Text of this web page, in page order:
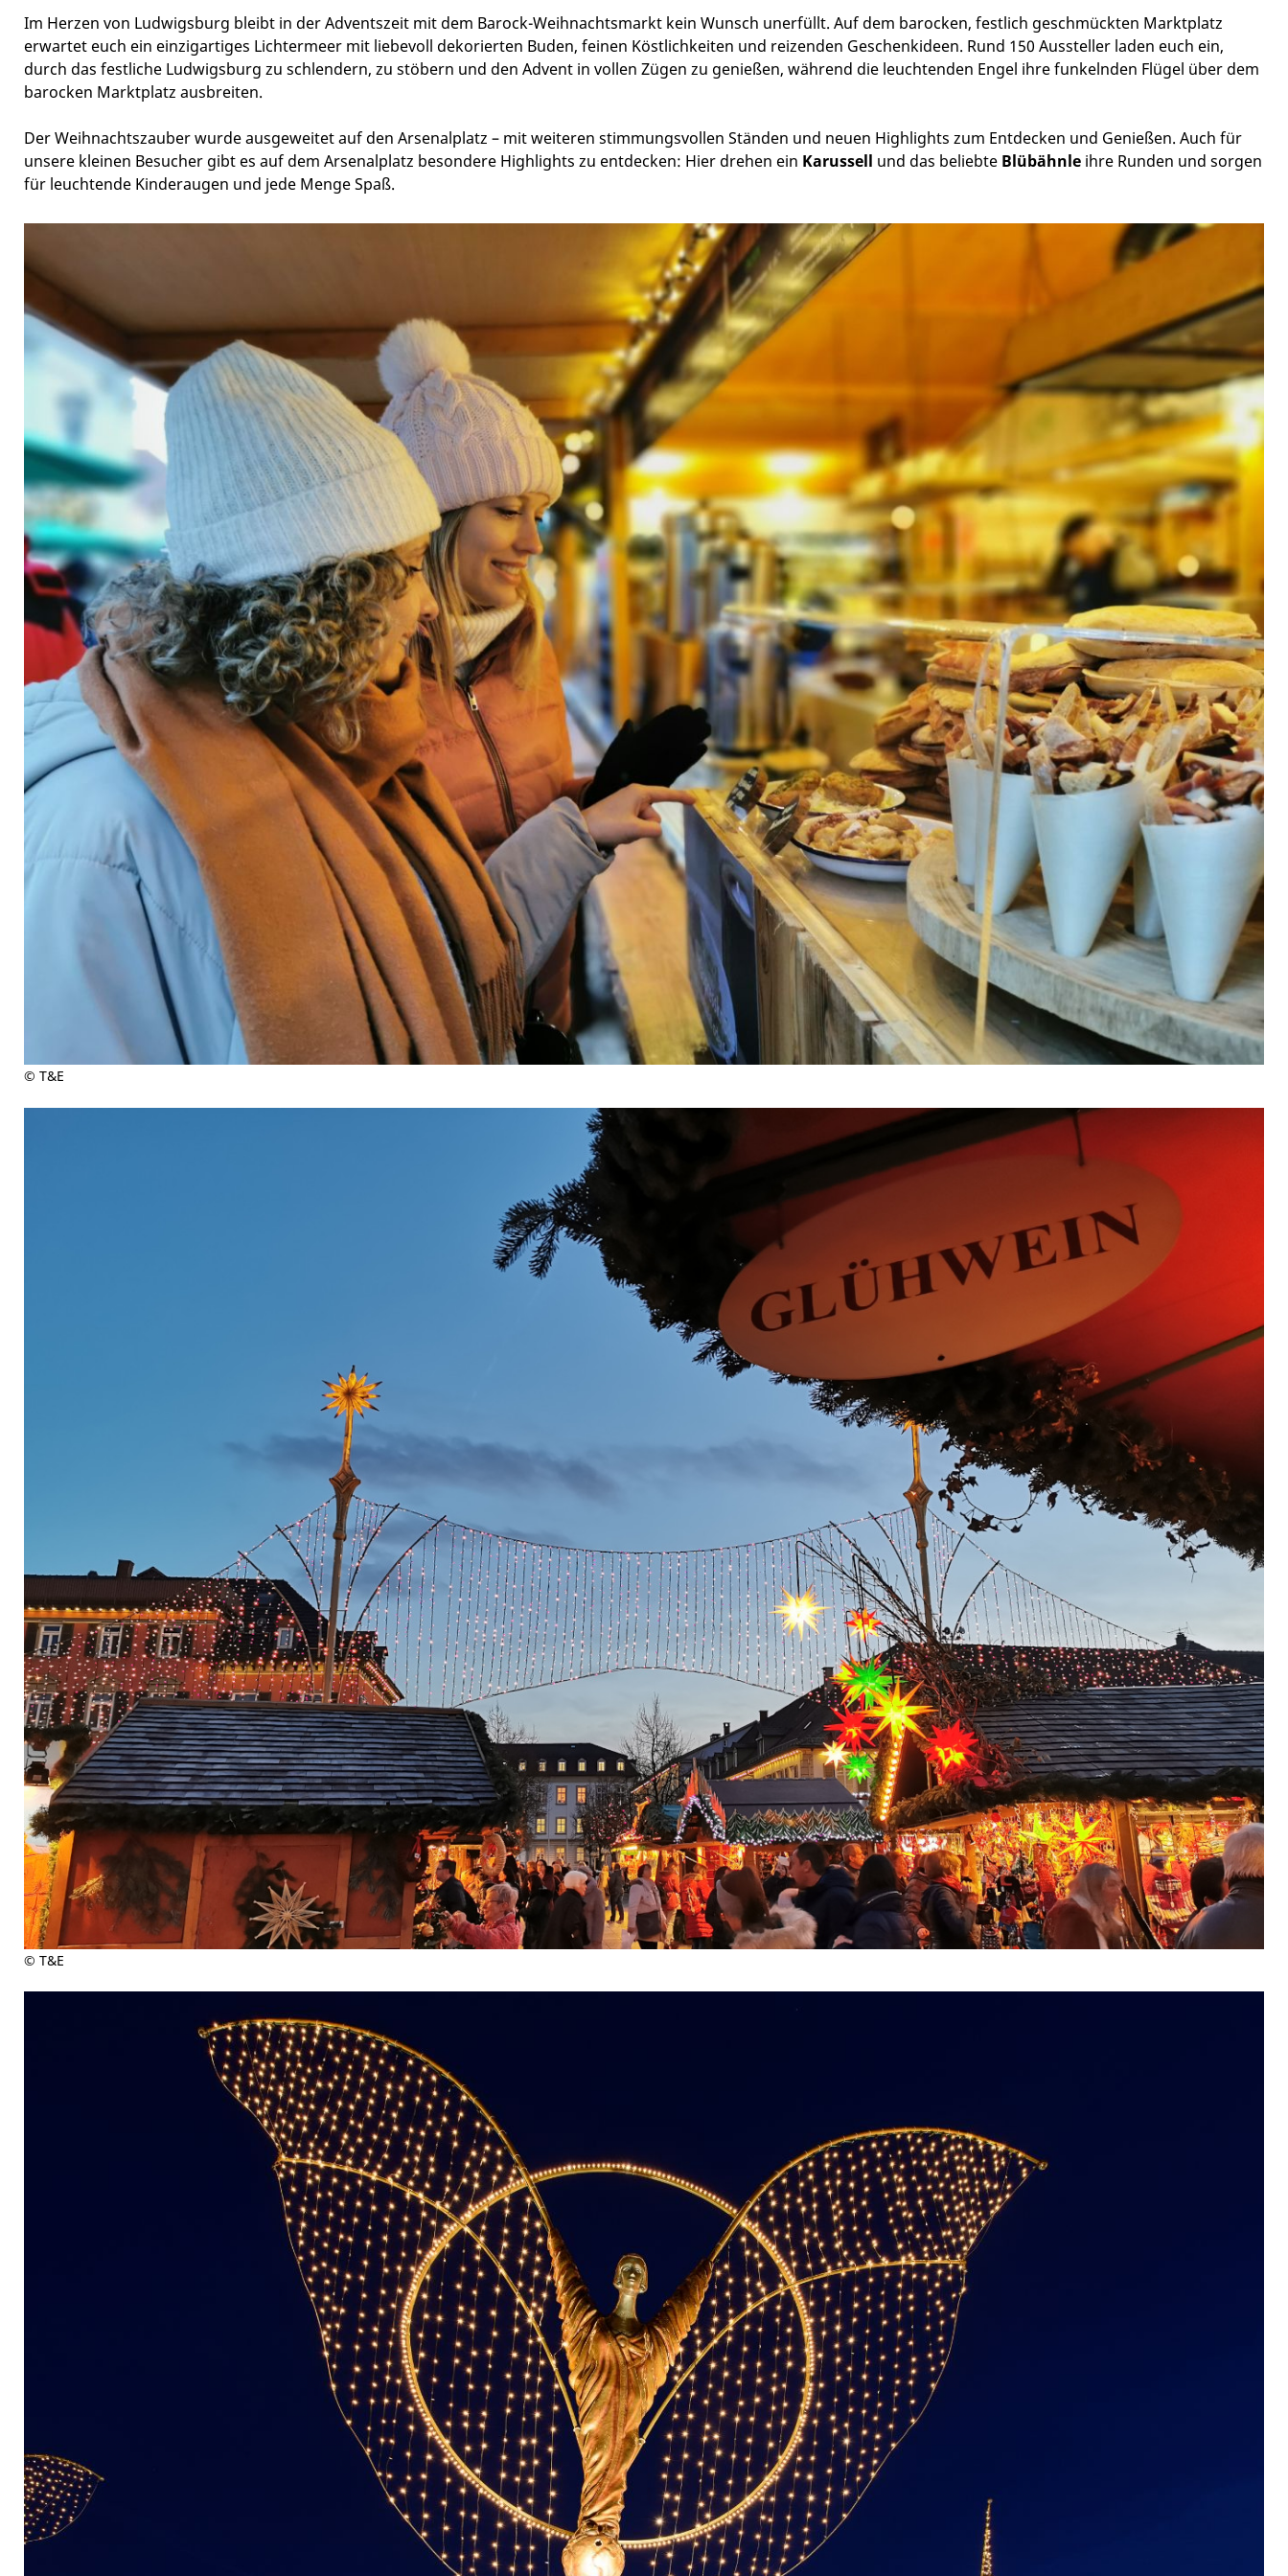
Im Herzen von Ludwigsburg bleibt in der Adventszeit mit dem Barock-Weihnachtsmarkt kein Wunsch unerfüllt. Auf dem barocken, festlich geschmückten Marktplatz
erwartet euch ein einzigartiges Lichtermeer mit liebevoll dekorierten Buden, feinen Köstlichkeiten und reizenden Geschenkideen. Rund 150 Aussteller laden euch ein,
durch das festliche Ludwigsburg zu schlendern, zu stöbern und den Advent in vollen Zügen zu genießen, während die leuchtenden Engel ihre funkelnden Flügel über dem
barocken Marktplatz ausbreiten.
Der Weihnachtszauber wurde ausgeweitet auf den Arsenalplatz – mit weiteren stimmungsvollen Ständen und neuen Highlights zum Entdecken und Genießen. Auch für
unsere kleinen Besucher gibt es auf dem Arsenalplatz besondere Highlights zu entdecken: Hier drehen ein Karussell und das beliebte Blübähnle ihre Runden und sorgen
für leuchtende Kinderaugen und jede Menge Spaß.
© T&E
© T&E